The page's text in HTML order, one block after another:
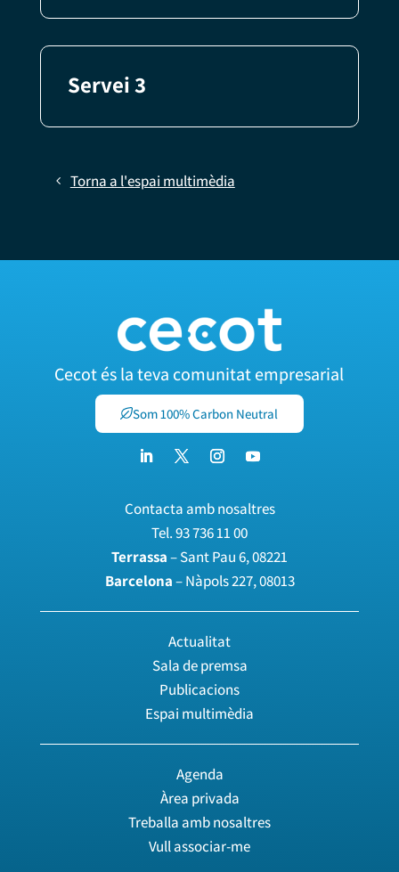
Servei 3
Torna a l'espai multimèdia
Cecot és la teva comunitat empresarial
Som 100% Carbon Neutral
Contacta amb nosaltres
Tel.93 736 11 00
Terrassa– Sant Pau 6, 08221
Barcelona– Nàpols 227, 08013
Actualitat
Sala de premsa
Publicacions
Espai multimèdia
Agenda
Àrea privada
Treballa amb nosaltres
Vull associar-me